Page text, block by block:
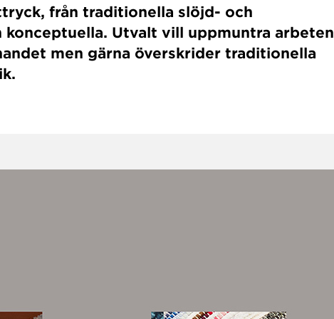
från traditionella slöjd- och
Utvalt vill uppmuntra arbeten
men gärna överskrider traditionella